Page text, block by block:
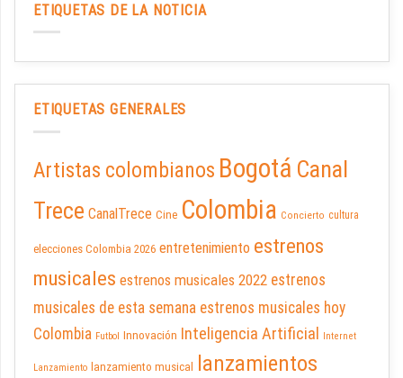
ETIQUETAS DE LA NOTICIA
ETIQUETAS GENERALES
Artistas colombianos Bogotá Canal
Trece CanalTrece Cine Colombia Concierto cultura
elecciones Colombia 2026 entretenimiento estrenos
musicales estrenos musicales 2022 estrenos
musicales de esta semana estrenos musicales hoy
Colombia Futbol Innovación Inteligencia Artificial Internet
Lanzamiento lanzamiento musical
lanzamientos